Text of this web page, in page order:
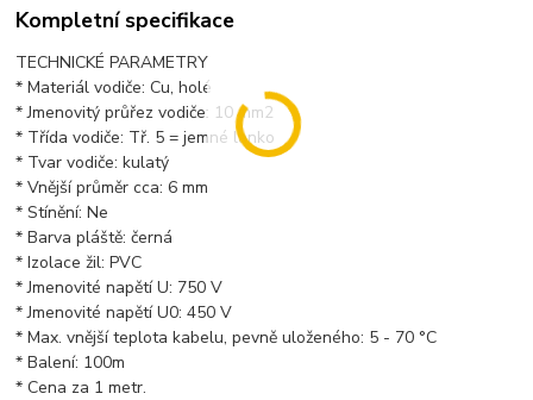
Kompletní specifikace
TECHNICKÉ PARAMETRY
* Materiál vodiče: Cu, holé
* Jmenovitý průřez vodiče: 10 mm2
* Třída vodiče: Tř. 5 = jemné lanko
* Tvar vodiče: kulatý
* Vnější průměr cca: 6 mm
* Stínění: Ne
* Barva pláště: černá
* Izolace žil: PVC
* Jmenovité napětí U: 750 V
* Jmenovité napětí U0: 450 V
* Max. vnější teplota kabelu, pevně uloženého: 5 - 70 °C
* Balení: 100m
* Cena za 1 metr.